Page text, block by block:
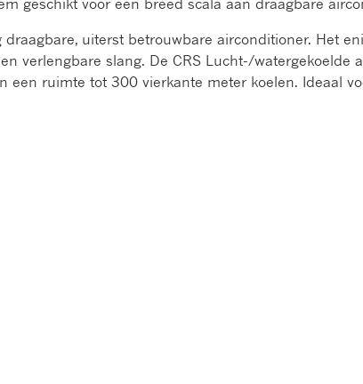
uiterst betrouwbare airconditioner. Het
verlengbare slang. De CRS Lucht-/watergekoelde
ruimte tot 300 vierkante meter koelen. Ideaal